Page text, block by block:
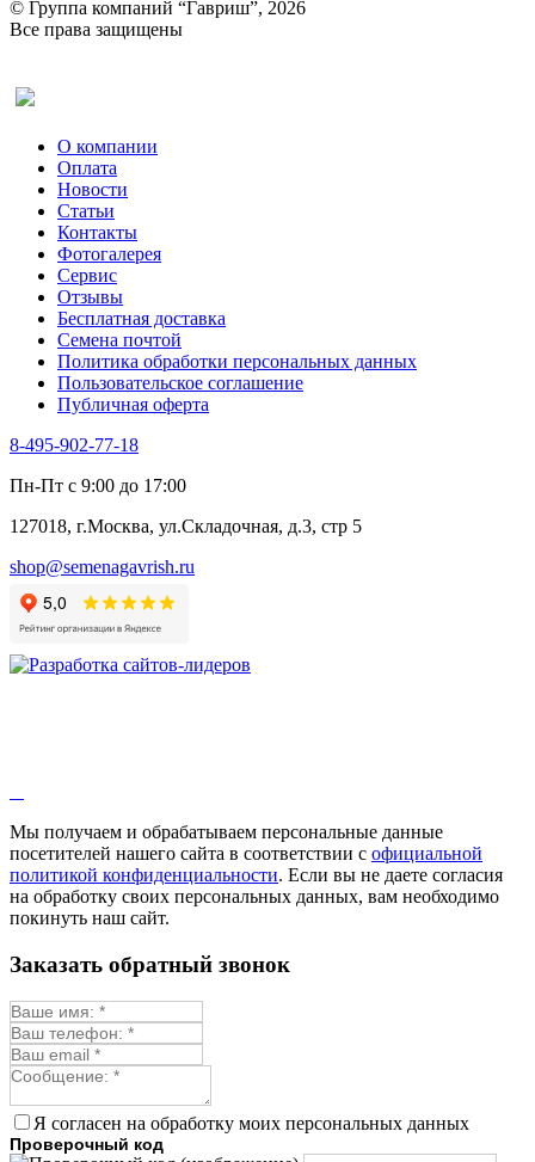
© Группа компаний “Гавриш”, 2026
Все права защищены
О компании
Оплата
Новости
Статьи
Контакты
Фотогалерея​
Сервис
Отзывы
Бесплатная доставка
Семена почтой
Политика обработки персональных данных
Пользовательское соглашение
Публичная оферта
8-495-902-77-18
Пн-Пт с 9:00 до 17:00
127018, г.Москва, ул.Складочная, д.3, стр 5
shop@semenagavrish.ru
Мы получаем и обрабатываем персональные данные
посетителей нашего сайта в соответствии с официальной
политикой конфиденциальности. Если вы не даете согласия
на обработку своих персональных данных, вам необходимо
покинуть наш сайт.
Заказать обратный звонок
Я согласен на обработку моих персональных данных
Проверочный код